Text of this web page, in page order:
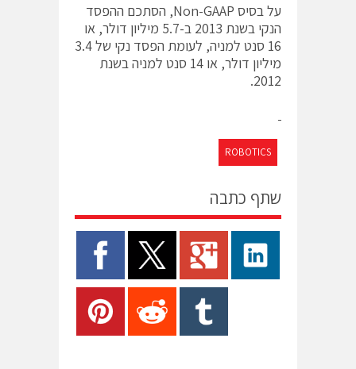
על בסיס Non-GAAP, הסתכם ההפסד
הנקי בשנת 2013 ב-5.7 מיליון דולר, או
16 סנט למניה, לעומת הפסד נקי של 3.4
מיליון דולר, או 14 סנט למניה בשנת
2012.
ROBOTICS
שתף כתבה